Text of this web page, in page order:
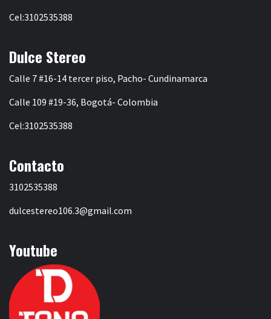
Cel:3102535388
Dulce Stereo
Calle 7 #16-14 tercer piso, Pacho- Cundinamarca
Calle 109 #19-36, Bogotá- Colombia
Cel:3102535388
Contacto
3102535388
dulcestereo106.3@gmail.com
Youtube